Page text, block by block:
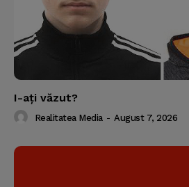
I-aţi văzut?
Realitatea Media - August 7, 2026